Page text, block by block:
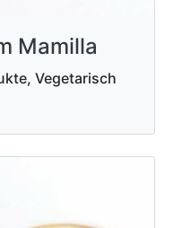
Mamilla
Vegetarisch